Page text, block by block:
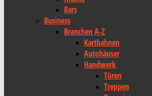
Bars
Business
Branchen A-Z
Kartbahnen
Autohäuser
Handwerk
Türen
Treppen